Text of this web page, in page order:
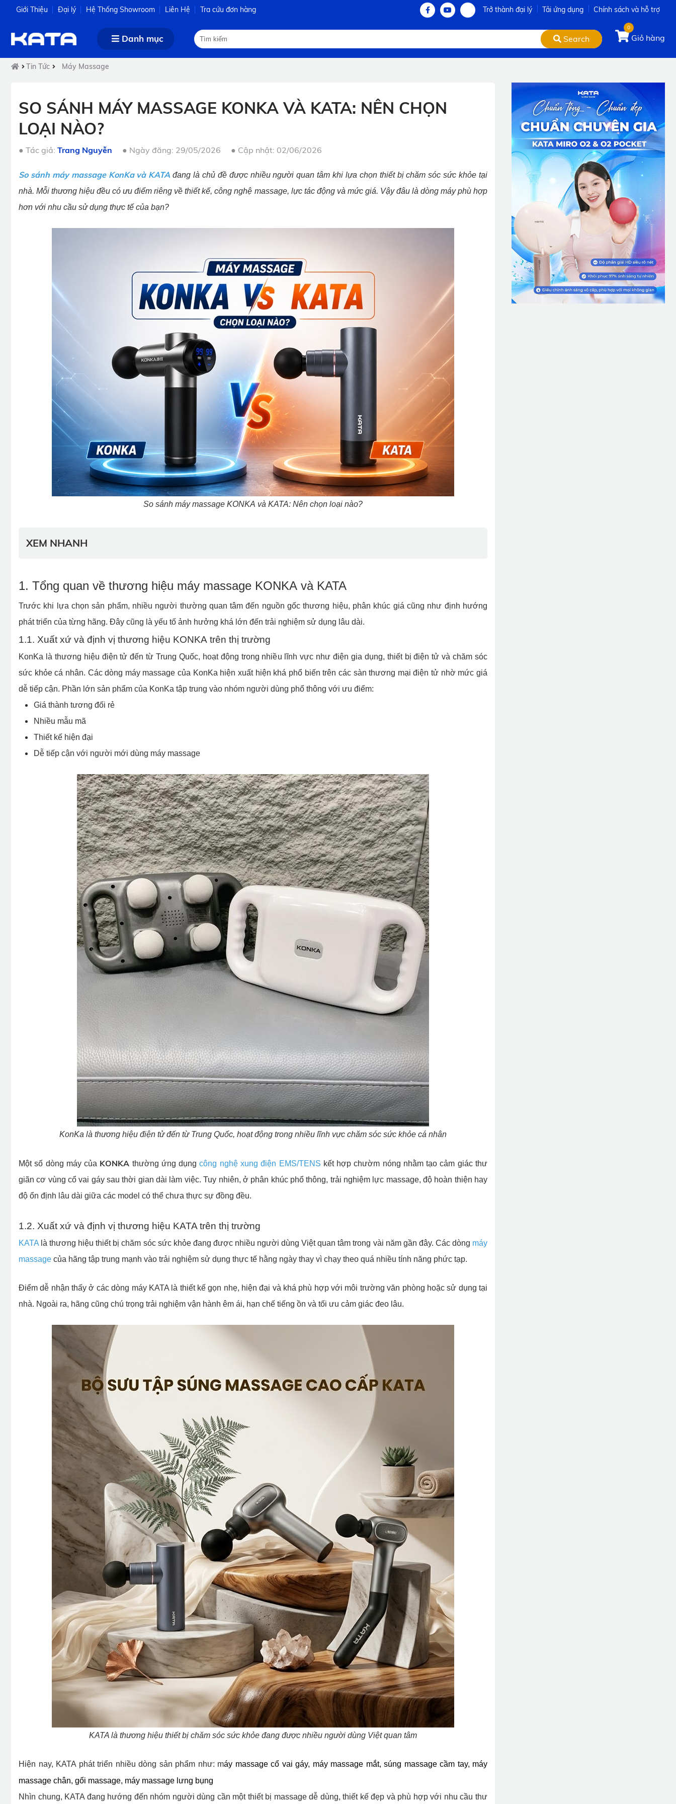
Giới Thiệu Đại lý Hệ Thống Showroom Liên Hệ Tra cứu đơn hàng Trở thành đại lý Tải ứng dụng Chính sách và hỗ trợ
Danh mục Search
0
Giỏ hàng
Tin Tức Máy Massage
SO SÁNH MÁY MASSAGE KONKA VÀ KATA: NÊN CHỌN
LOẠI NÀO?
● Tác giả: Trang Nguyễn ● Ngày đăng: 29/05/2026 ● Cập nhật: 02/06/2026
So sánh máy massage KonKa và KATA đang là chủ đề được nhiều người quan tâm khi lựa chọn thiết bị chăm sóc sức khỏe tại
nhà. Mỗi thương hiệu đều có ưu điểm riêng về thiết kế, công nghệ massage, lực tác động và mức giá. Vậy đâu là dòng máy phù hợp
hơn với nhu cầu sử dụng thực tế của bạn?
So sánh máy massage KONKA và KATA: Nên chọn loại nào?
XEM NHANH
1. Tổng quan về thương hiệu máy massage KONKA và KATA
Trước khi lựa chọn sản phẩm, nhiều người thường quan tâm đến nguồn gốc thương hiệu, phân khúc giá cũng như định hướng
phát triển của từng hãng. Đây cũng là yếu tố ảnh hưởng khá lớn đến trải nghiệm sử dụng lâu dài.
1.1. Xuất xứ và định vị thương hiệu KONKA trên thị trường
KonKa là thương hiệu điện tử đến từ Trung Quốc, hoạt động trong nhiều lĩnh vực như điện gia dụng, thiết bị điện tử và chăm sóc
sức khỏe cá nhân. Các dòng máy massage của KonKa hiện xuất hiện khá phổ biến trên các sàn thương mại điện tử nhờ mức giá
dễ tiếp cận. Phần lớn sản phẩm của KonKa tập trung vào nhóm người dùng phổ thông với ưu điểm:
Giá thành tương đối rẻ
Nhiều mẫu mã
Thiết kế hiện đại
Dễ tiếp cận với người mới dùng máy massage
KonKa là thương hiệu điện tử đến từ Trung Quốc, hoạt động trong nhiều lĩnh vực chăm sóc sức khỏe cá nhân
Một số dòng máy của KONKA thường ứng dụngcông nghệ xung điện EMS/TENS kết hợp chườm nóng nhằm tạo cảm giác thư
giãn cơ vùng cổ vai gáy sau thời gian dài làm việc. Tuy nhiên, ở phân khúc phổ thông, trải nghiệm lực massage, độ hoàn thiện hay
độ ổn định lâu dài giữa các model có thể chưa thực sự đồng đều.
1.2. Xuất xứ và định vị thương hiệu KATA trên thị trường
KATA là thương hiệu thiết bị chăm sóc sức khỏe đang được nhiều người dùng Việt quan tâm trong vài năm gần đây. Các dòng máy
massage của hãng tập trung mạnh vào trải nghiệm sử dụng thực tế hằng ngày thay vì chạy theo quá nhiều tính năng phức tạp.
Điểm dễ nhận thấy ở các dòng máy KATA là thiết kế gọn nhẹ, hiện đại và khá phù hợp với môi trường văn phòng hoặc sử dụng tại
nhà. Ngoài ra, hãng cũng chú trọng trải nghiệm vận hành êm ái, hạn chế tiếng ồn và tối ưu cảm giác đeo lâu.
KATA là thương hiệu thiết bị chăm sóc sức khỏe đang được nhiều người dùng Việt quan tâm
Hiện nay, KATA phát triển nhiều dòng sản phẩm như: máy massage cổ vai gáy, máy massage mắt, súng massage cầm tay, máy
massage chân, gối massage, máy massage lưng bụng
Nhìn chung, KATA đang hướng đến nhóm người dùng cần một thiết bị massage dễ dùng, thiết kế đẹp và phù hợp với nhu cầu thư